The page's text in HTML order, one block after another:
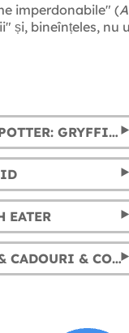
imperdonabile" (
și, bineînțeles, nu
FULARE HARRY POTTER: GRYFFINDOR, SLYTHERIN, HUFFLEPUFF ȘI RAVENCLAW
EATER
MERCHANDISE & CADOURI & COSTUME DOBBY